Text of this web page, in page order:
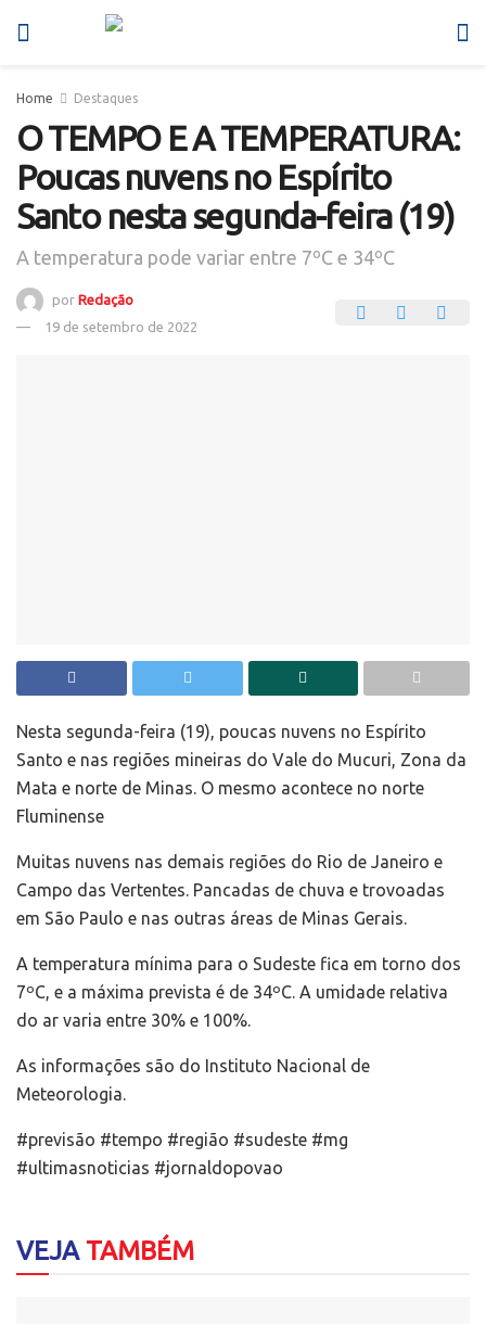
Home Destaques
O TEMPO E A TEMPERATURA:
Poucas nuvens no Espírito
Santo nesta segunda-feira (19)
A temperatura pode variar entre 7ºC e 34ºC
por Redação
19 de setembro de 2022
Nesta segunda-feira (19), poucas nuvens no Espírito
Santo e nas regiões mineiras do Vale do Mucuri, Zona da
Mata e norte de Minas. O mesmo acontece no norte
Fluminense
Muitas nuvens nas demais regiões do Rio de Janeiro e
Campo das Vertentes. Pancadas de chuva e trovoadas
em São Paulo e nas outras áreas de Minas Gerais.
A temperatura mínima para o Sudeste fica em torno dos
7ºC, e a máxima prevista é de 34ºC. A umidade relativa
do ar varia entre 30% e 100%.
As informações são do Instituto Nacional de
Meteorologia.
#previsão #tempo #região #sudeste #mg
#ultimasnoticias #jornaldopovao
VEJATAMBÉM